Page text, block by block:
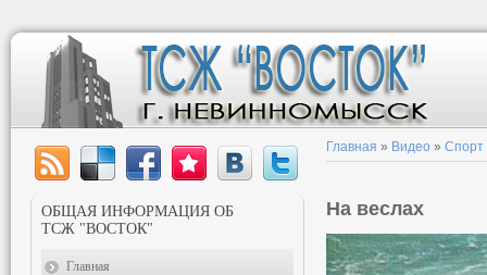
Главная » Видео » Спорт
На веслах
ОБЩАЯ ИНФОРМАЦИЯ ОБ
ТСЖ "ВОСТОК"
Главная